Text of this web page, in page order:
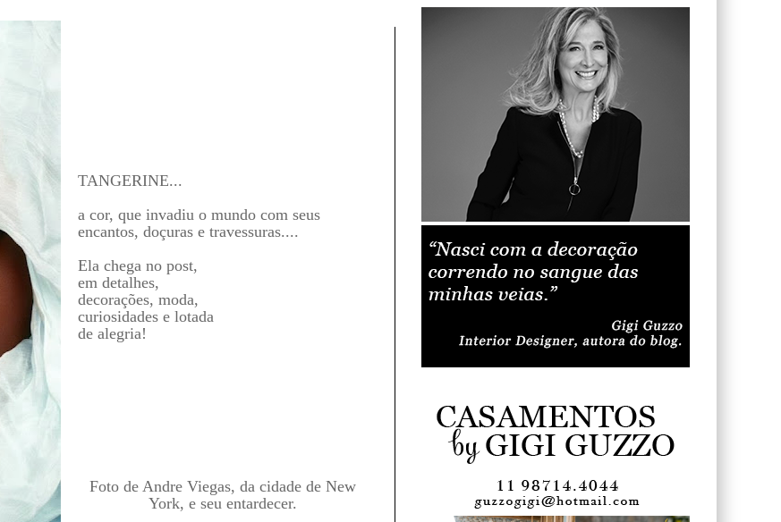
TANGERINE...
a cor, que invadiu o mundo com seus
encantos, doçuras e travessuras....
Ela chega no post,
em detalhes,
decorações, moda,
curiosidades e lotada
de alegria!
Foto de Andre Viegas, da cidade de New
York, e seu entardecer.